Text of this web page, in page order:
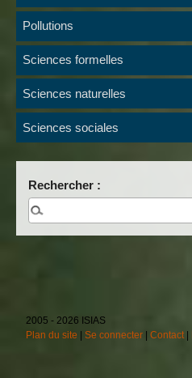
Pollutions
Sciences formelles
Sciences naturelles
Sciences sociales
Rechercher :
2005 - 2026 ISIAS
Plan du site |Se connecter |Contact|